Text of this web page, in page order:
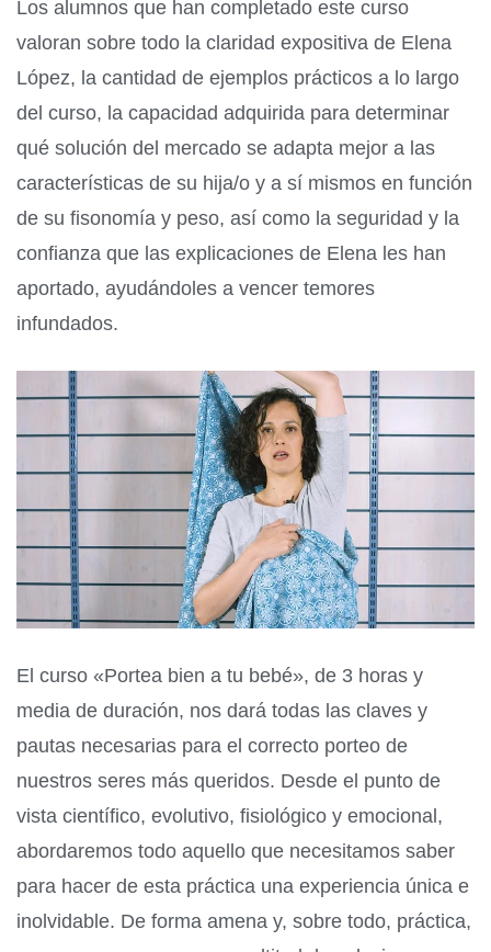
Los alumnos que han completado este curso
valoran sobre todo la claridad expositiva de Elena
López, la cantidad de ejemplos prácticos a lo largo
del curso, la capacidad adquirida para determinar
qué solución del mercado se adapta mejor a las
características de su hija/o y a sí mismos en función
de su fisonomía y peso, así como la seguridad y la
confianza que las explicaciones de Elena les han
aportado, ayudándoles a vencer temores
infundados.
El curso «Portea bien a tu bebé», de 3 horas y
media de duración, nos dará todas las claves y
pautas necesarias para el correcto porteo de
nuestros seres más queridos. Desde el punto de
vista científico, evolutivo, fisiológico y emocional,
abordaremos todo aquello que necesitamos saber
para hacer de esta práctica una experiencia única e
inolvidable. De forma amena y, sobre todo, práctica,